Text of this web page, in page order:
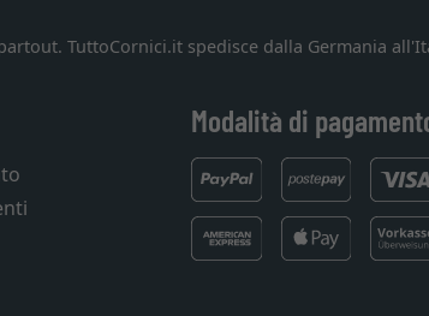
TuttoCornici.it spedisce dalla Germania
Modalità di